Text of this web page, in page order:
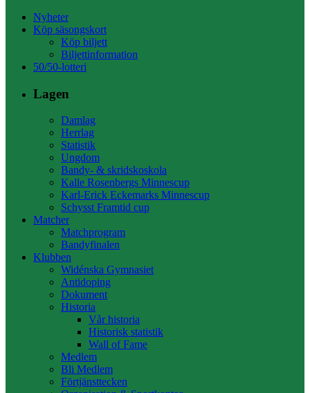
Nyheter
Köp säsongskort
Köp biljett
Biljettinformation
50/50-lotteri
Lagen
Damlag
Herrlag
Statistik
Ungdom
Bandy- & skridskoskola
Kalle Rosenbergs Minnescup
Karl-Erick Eckemarks Minnescup
Schysst Framtid cup
Matcher
Matchprogram
Bandyfinalen
Klubben
Widénska Gymnasiet
Antidoping
Dokument
Historia
Vår historia
Historisk statistik
Wall of Fame
Medlem
Bli Medlem
Förtjänsttecken